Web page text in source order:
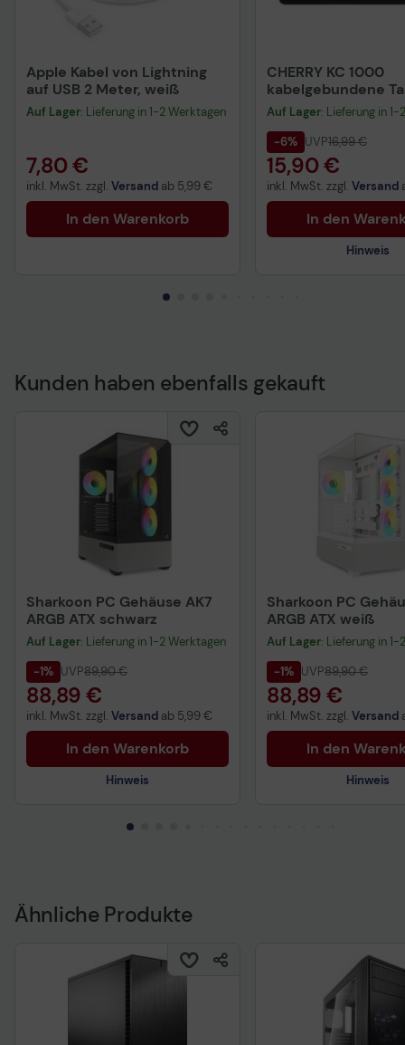
Apple Kabel von Lightning
auf USB 2 Meter, weiß
Auf Lager: Lieferung in 1-2 Werktagen
7,80 €
inkl. MwSt. zzgl. Versand ab 5,99 €
In den Warenkorb
CHERRY KC 1000
kabelgebundene
QWERTZ DE -
Auf Lager: Lieferung in
-6% UVP16,99 €
15,90 €
inkl. MwSt. zzgl. Versand
In den
Hinweis
Technisches
Kunden haben ebenfalls gekauft
Sharkoon PC Gehäuse AK7
ARGB ATX schwarz
Auf Lager: Lieferung in 1-2 Werktagen
-1% UVP89,90 €
88,89 €
inkl. MwSt. zzgl. Versand ab 5,99 €
In den Warenkorb
Hinweis
Sharkoon PC
ARGB ATX weiß
Auf Lager: Lieferung in
-1% UVP89,90 €
88,89 €
inkl. MwSt. zzgl. Versand
In den
Hinweis
Ähnliche Produkte